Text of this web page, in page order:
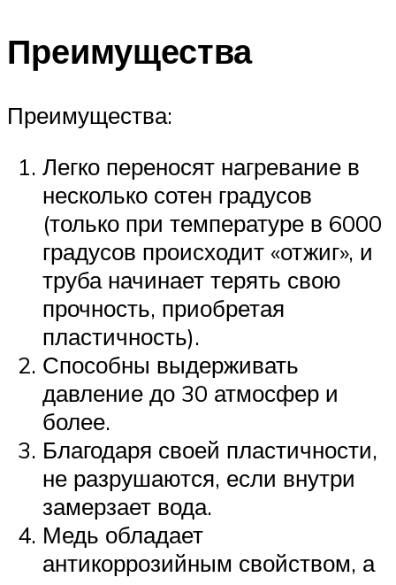
Преимущества
Преимущества:
Легко переносят нагревание в
несколько сотен градусов
(только при температуре в 6000
градусов происходит «отжиг», и
труба начинает терять свою
прочность, приобретая
пластичность).
Способны выдерживать
давление до 30 атмосфер и
более.
Благодаря своей пластичности,
не разрушаются, если внутри
замерзает вода.
Медь обладает
антикоррозийным свойством, а